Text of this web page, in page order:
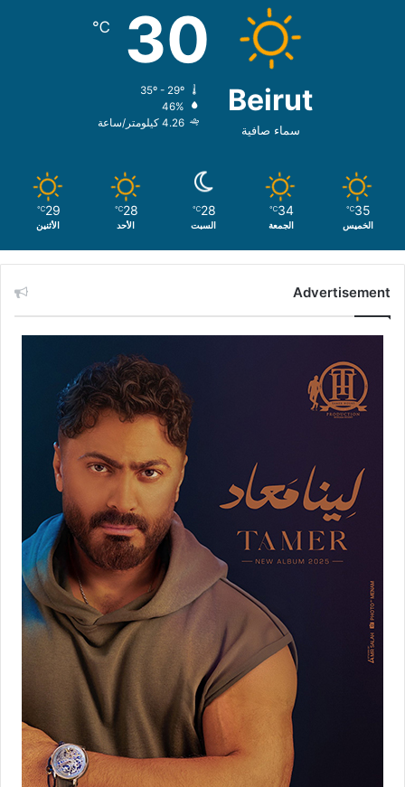
Beirut
سماء صافية
30
℃
46%
4.26 كيلومتر/ساعة
35
℃
الخميس
34
℃
الجمعة
28
℃
السبت
28
℃
الأحد
29
℃
الأثنين
Advertisement